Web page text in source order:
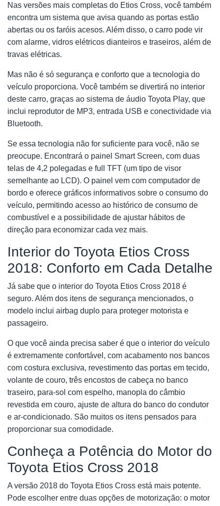
Nas versões mais completas do Etios Cross, você também
encontra um sistema que avisa quando as portas estão
abertas ou os faróis acesos. Além disso, o carro pode vir
com alarme, vidros elétricos dianteiros e traseiros, além de
travas elétricas.
Mas não é só segurança e conforto que a tecnologia do
veículo proporciona. Você também se divertirá no interior
deste carro, graças ao sistema de áudio Toyota Play, que
inclui reprodutor de MP3, entrada USB e conectividade via
Bluetooth.
Se essa tecnologia não for suficiente para você, não se
preocupe. Encontrará o painel Smart Screen, com duas
telas de 4,2 polegadas e full TFT (um tipo de visor
semelhante ao LCD). O painel vem com computador de
bordo e oferece gráficos informativos sobre o consumo do
veículo, permitindo acesso ao histórico de consumo de
combustível e a possibilidade de ajustar hábitos de
direção para economizar cada vez mais.
Interior do Toyota Etios Cross
2018: Conforto em Cada Detalhe
Já sabe que o interior do Toyota Etios Cross 2018 é
seguro. Além dos itens de segurança mencionados, o
modelo inclui airbag duplo para proteger motorista e
passageiro.
O que você ainda precisa saber é que o interior do veículo
é extremamente confortável, com acabamento nos bancos
com costura exclusiva, revestimento das portas em tecido,
volante de couro, três encostos de cabeça no banco
traseiro, para-sol com espelho, manopla do câmbio
revestida em couro, ajuste de altura do banco do condutor
e ar-condicionado. São muitos os itens pensados para
proporcionar sua comodidade.
Conheça a Potência do Motor do
Toyota Etios Cross 2018
A versão 2018 do Toyota Etios Cross está mais potente.
Pode escolher entre duas opções de motorização: o motor